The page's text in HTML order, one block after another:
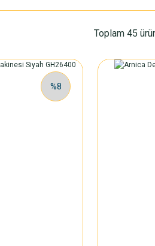
Toplam 45
%8